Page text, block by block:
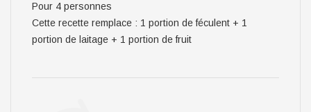
Pour 4 personnes
Cette recette remplace : 1 portion de féculent + 1
portion de laitage + 1 portion de fruit